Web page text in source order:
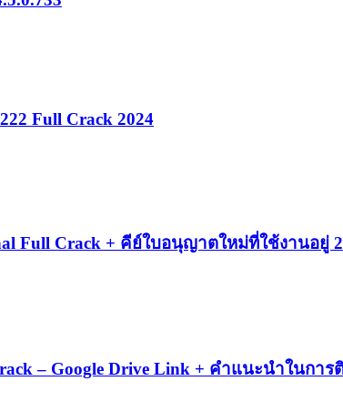
Full Crack 2024
Full Crack + คีย์ใบอนุญาตใหม่ที่ใช้งานอยู่
– Google Drive Link + คำแนะนำในการ